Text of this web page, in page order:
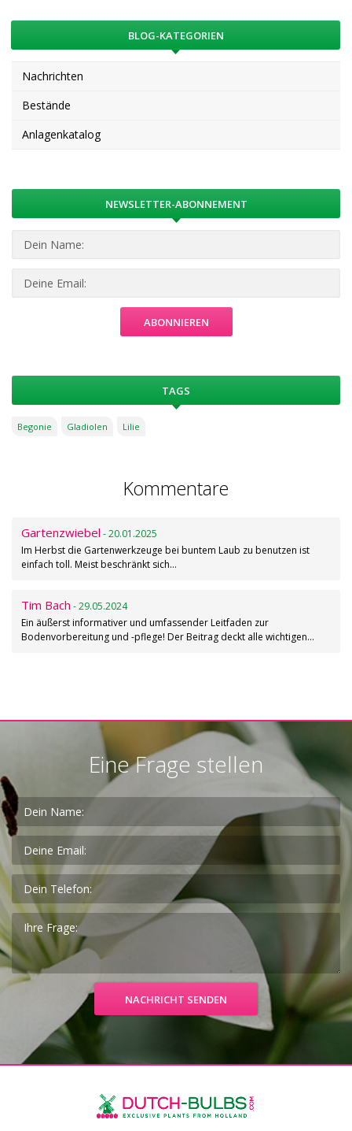
BLOG-KATEGORIEN
Nachrichten
Bestände
Anlagenkatalog
NEWSLETTER-ABONNEMENT
TAGS
Begonie Gladiolen Lilie
Kommentare
Gartenzwiebel - 20.01.2025
Im Herbst die Gartenwerkzeuge bei buntem Laub zu benutzen ist
einfach toll. Meist beschränkt sich…
Tim Bach - 29.05.2024
Ein äußerst informativer und umfassender Leitfaden zur
Bodenvorbereitung und -pflege! Der Beitrag deckt alle wichtigen…
Eine Frage stellen